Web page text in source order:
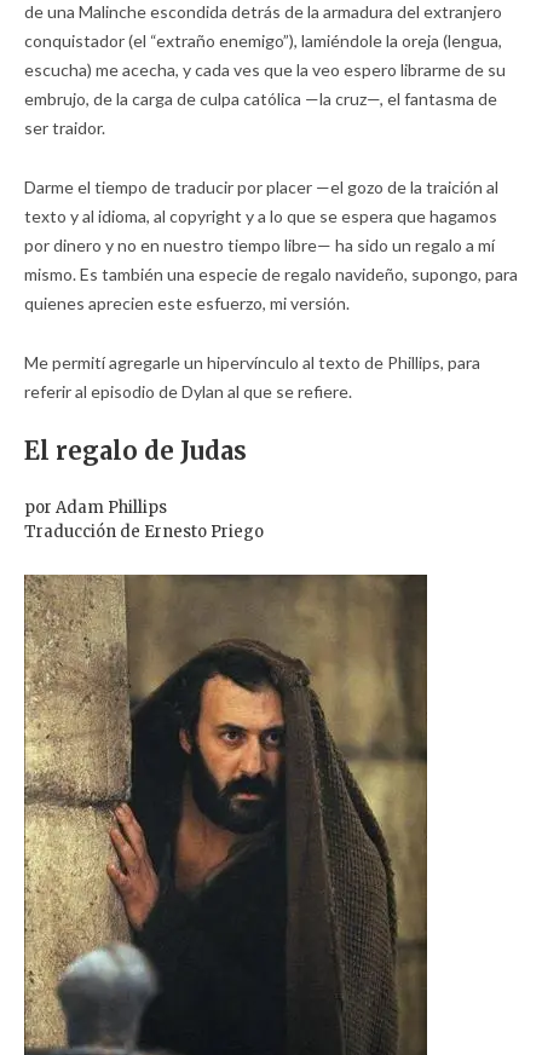
de una Malinche escondida detrás de la armadura del extranjero
conquistador (el “extraño enemigo”), lamiéndole la oreja (lengua,
escucha) me acecha, y cada ves que la veo espero librarme de su
embrujo, de la carga de culpa católica —la cruz—, el fantasma de
ser traidor.
Darme el tiempo de traducir por placer —el gozo de la traición al
texto y al idioma, al copyright y a lo que se espera que hagamos
por dinero y no en nuestro tiempo libre— ha sido un regalo a mí
mismo. Es también una especie de regalo navideño, supongo, para
quienes aprecien este esfuerzo, mi versión.
Me permití agregarle un hipervínculo al texto de Phillips, para
referir al episodio de Dylan al que se refiere.
El regalo de Judas
por Adam Phillips
Traducción de Ernesto Priego